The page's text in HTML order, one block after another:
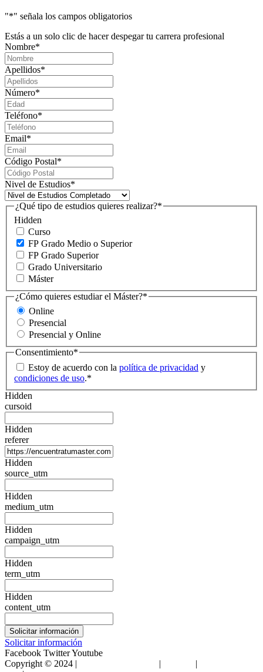
"*" señala los campos obligatorios
Estás a un solo clic de hacer despegar tu carrera profesional
Nombre*
Apellidos*
Número*
Teléfono*
Email*
Código Postal*
Nivel de Estudios*
Hidden
¿Qué tipo de estudios quieres realizar?*
Curso
FP Grado Medio o Superior
FP Grado Superior
Grado Universitario
Máster
¿Cómo quieres estudiar el Máster?*
Online
Presencial
Presencial y Online
Consentimiento*
Estoy de acuerdo con la política de privacidad y
condiciones de uso.*
Hidden
cursoid
Hidden
referer
Hidden
source_utm
Hidden
medium_utm
Hidden
campaign_utm
Hidden
term_utm
Hidden
content_utm
Solicitar información
Facebook TwitterYoutube
Copyright © 2024 |
| |